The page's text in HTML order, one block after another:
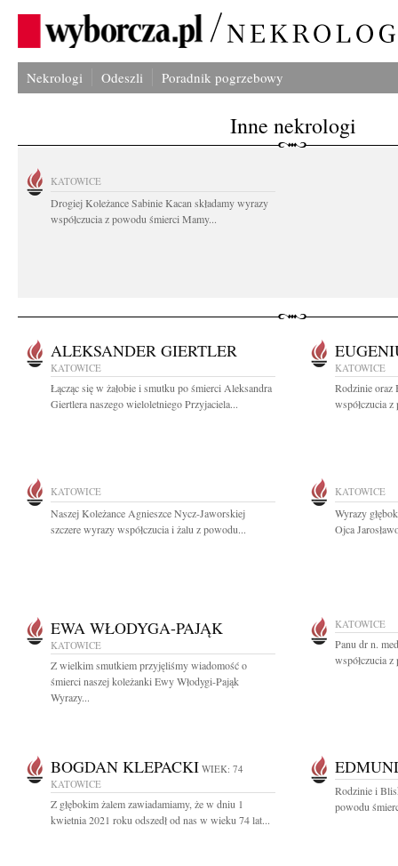
Nekrologi Odeszli Poradnik pogrzebowy
Inne nekrologi
KATOWICE
Drogiej Koleżance Sabinie Kacan składamy wyrazy
współczucia z powodu śmierci Mamy...
ALEKSANDER GIERTLER
KATOWICE
Łącząc się w żałobie i smutku po śmierci Aleksandra
Giertlera naszego wieloletniego Przyjaciela...
KATOWICE
Rodzinie oraz
współczucia
KATOWICE
Naszej Koleżance Agnieszce Nycz-Jaworskiej
szczere wyrazy współczucia i żalu z powodu...
KATOWICE
Wyrazy
Ojca
EWA WŁODYGA-PAJĄK
KATOWICE
Z wielkim smutkiem przyjęliśmy wiadomość o
śmierci naszej koleżanki Ewy Włodygi-Pająk
Wyrazy...
KATOWICE
Panu dr n.
współczucia
BOGDAN KLEPACKI WIEK: 74
KATOWICE
Z głębokim żalem zawiadamiamy, że w dniu 1
kwietnia 2021 roku odszedł od nas w wieku 74 lat...
Rodzinie i
powodu